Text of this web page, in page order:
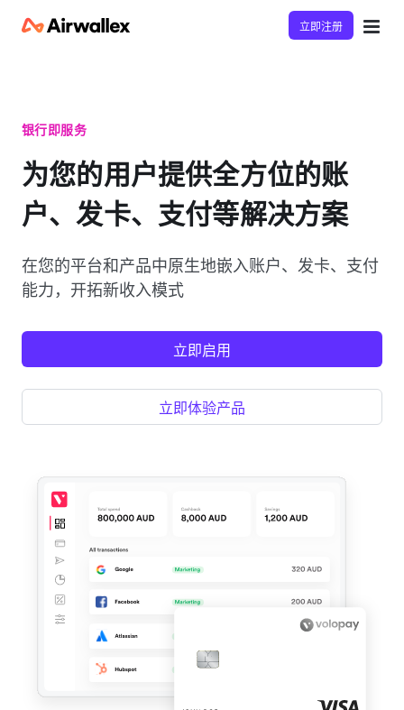
立即注册
银行即服务
为您的用户提供全方位的账
户、发卡、支付等解决方案
在您的平台和产品中原生地嵌入账户、发卡、支付
能力，开拓新收入模式
立即启用
立即体验产品